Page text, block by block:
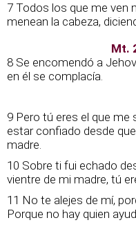
7 Todos los que me ven
menean la cabeza,
Mt.
8 Se encomendó a
en él se complacía.
9 Pero tú eres el que me
estar confiado desde
madre.
10 Sobre ti fui echado
vientre de mi madre, tú
11 No te alejes de mí,
Porque no hay quien